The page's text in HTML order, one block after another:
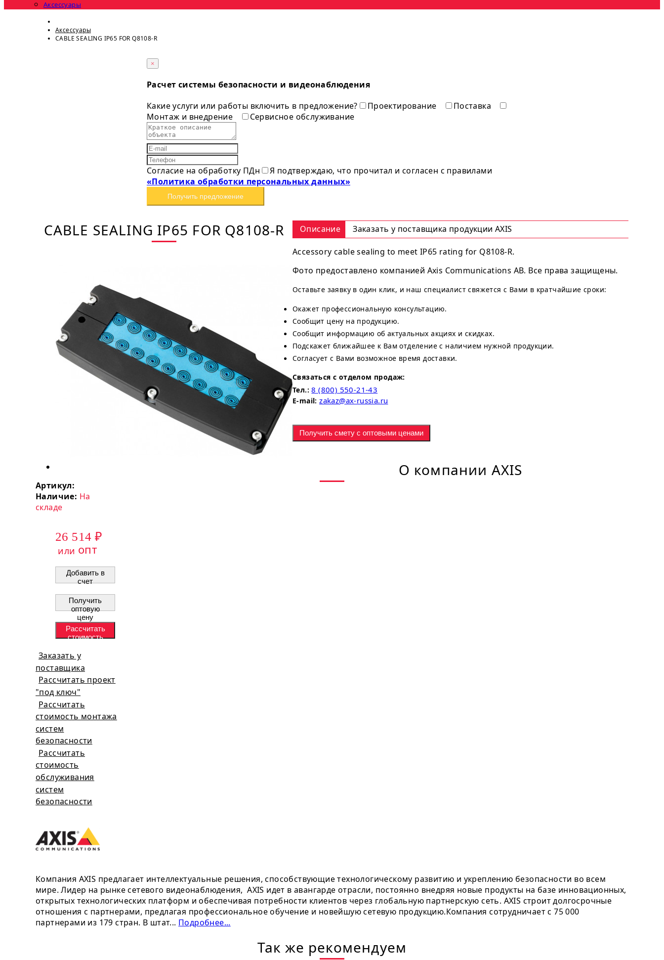
Аксессуары
Аксессуары
CABLE SEALING IP65 FOR Q8108-R
×
Расчет системы безопасности и видеонаблюдения
Какие услуги или работы включить в предложение?
Проектирование
Поставка
Монтаж и внедрение
Сервисное обслуживание
Согласие на обработку ПДн
Я подтверждаю, что прочитал и согласен с правилами
«Политика обработки персональных данных»
Получить предложение
CABLE SEALING IP65 FOR Q8108-R
Артикул:
Наличие: На
складе
26 514 ₽
или опт
Добавить в
счет
Получить
оптовую
цену
Рассчитать
стоимость
Заказать у
поставщика
Рассчитать проект
"под ключ"
Рассчитать
стоимость монтажа
систем
безопасности
Рассчитать
стоимость
обслуживания
систем
безопасности
Описание Заказать у поставщика продукции AXIS
Accessory cable sealing to meet IP65 rating for Q8108-R.
Фото предоставлено компанией Axis Communications AB. Все права защищены.
Оставьте заявку в один клик, и наш специалист свяжется с Вами в кратчайшие сроки:
Окажет профессиональную консультацию.
Сообщит цену на продукцию.
Сообщит информацию об актуальных акциях и скидках.
Подскажет ближайшее к Вам отделение с наличием нужной продукции.
Согласует с Вами возможное время доставки.
Связаться с отделом продаж:
Тел.: 8 (800) 550-21-43
E-mail: zakaz@ax-russia.ru
Получить смету с оптовыми ценами
О компании AXIS
Компания AXIS предлагает интеллектуальные решения, способствующие технологическому развитию и укреплению безопасности во всем
мире. Лидер на рынке сетевого видеонаблюдения, AXIS идет в авангарде отрасли, постоянно внедряя новые продукты на базе инновационных,
открытых технологических платформ и обеспечивая потребности клиентов через глобальную партнерскую сеть. AXIS строит долгосрочные
отношения с партнерами, предлагая профессиональное обучение и новейшую сетевую продукцию.Компания сотрудничает с 75 000
партнерами из 179 стран. В штат... Подробнее...
Так же рекомендуем